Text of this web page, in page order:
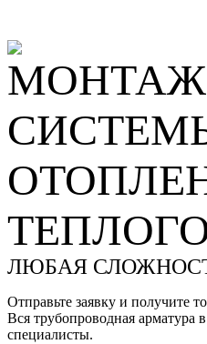
МОНТАЖ
ЛЮБАЯ
Отправьте заявку и получите
Вся трубопроводная арматура
специалисты.